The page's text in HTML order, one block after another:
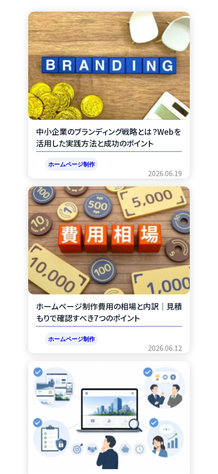
b
o
o
k
n
a
中小企業のブランディング戦略とは？Webを
活用した実践方法と成功のポイント
ホームページ制作
2026.06.19
ホームページ制作費用の相場と内訳｜見積
もりで確認すべき7つのポイント
ホームページ制作
2026.06.12